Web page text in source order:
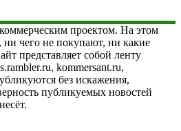
проектом. На этом
ни чего не покупают, ни какие
представляет собой ленту
kommersant.ru,
без искажения,
публикуемых новостей